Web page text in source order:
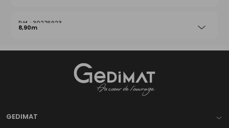
30276923
8,90m
GEDIMAT